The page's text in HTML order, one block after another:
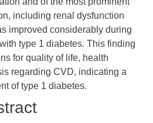
including renal dysfunction
improved considerably during
type 1 diabetes. This finding
for quality of life, health
regarding CVD, indicating a
of type 1 diabetes.